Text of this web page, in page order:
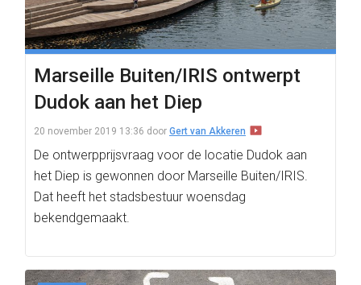
Marseille Buiten/IRIS ontwerpt
Dudok aan het Diep
20 november 2019 13:36 door Gert van Akkeren
De ontwerpprijsvraag voor de locatie Dudok aan
het Diep is gewonnen door Marseille Buiten/IRIS.
Dat heeft het stadsbestuur woensdag
bekendgemaakt.